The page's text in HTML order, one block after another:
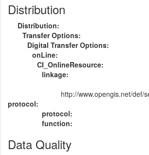
Distribution
Distribution:
Transfer Options:
Digital Transfer Options:
onLine:
CI_OnlineResource:
linkage:
protocol:
http://www.opengis.net/def/
protocol:
function:
Data Quality